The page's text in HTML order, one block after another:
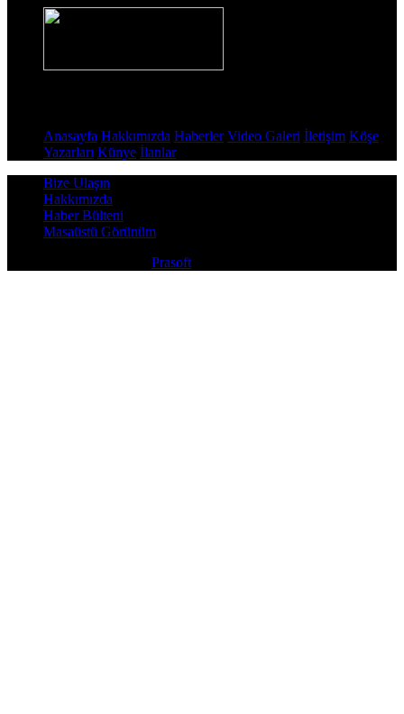
Anasayfa Hakkımızda Haberler Video Galeri İletişim Köşe
Yazarları Künye İlanlar
Bize Ulaşın
Hakkımızda
Haber Bülteni
Masaüstü Görünüm
Prasoft